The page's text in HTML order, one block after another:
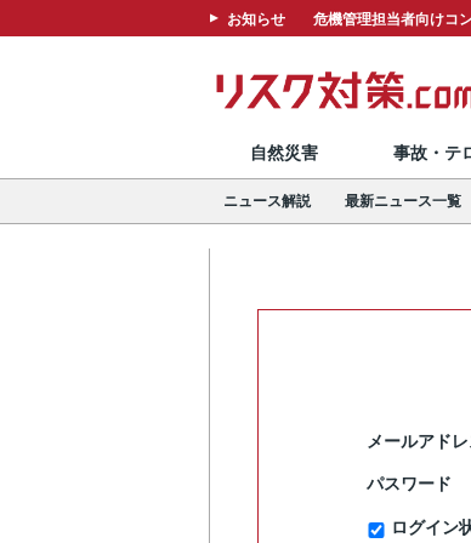
お知らせ 危機管理担当者向けコ
自然災害 事故・テ
ニュース解説 最新ニュース一覧
メールアド
パスワー
ログイン